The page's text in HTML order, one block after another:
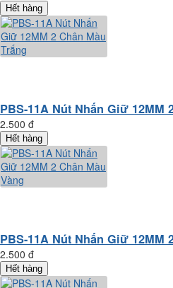
Hết hàng
PBS-11A Nút Nhấn Giữ 12MM
2.500 đ
Hết hàng
PBS-11A Nút Nhấn Giữ 12MM
2.500 đ
Hết hàng